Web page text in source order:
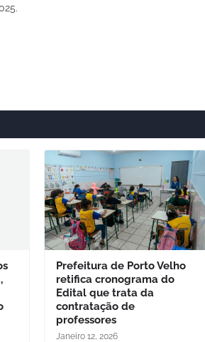
Prefeitura de Porto Velho
retifica cronograma do
Edital que trata da
contratação de
professores
Janeiro 12, 2026